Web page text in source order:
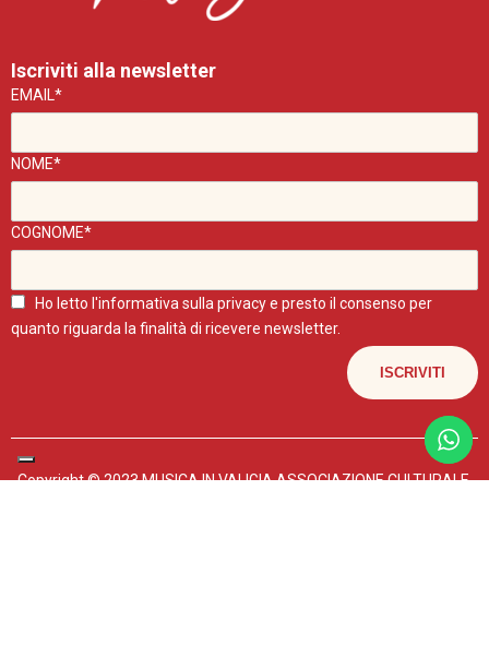
Iscriviti alla newsletter
EMAIL*
NOME*
COGNOME*
Ho letto l'informativa sulla privacye presto il consenso per
quanto riguarda la finalità di ricevere newsletter.
Copyright © 2023 MUSICA IN VALIGIA ASSOCIAZIONE CULTURALE.